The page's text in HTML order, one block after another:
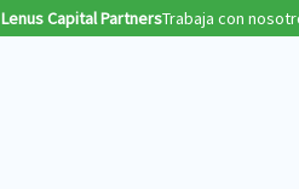
Lenus Capital PartnersTrabaja con